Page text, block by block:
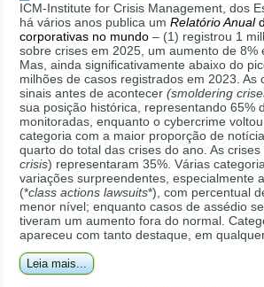
ICM-Institute for Crisis Management, dos
há vários anos publica umRelatório Anual
corporativas no mundo – (1) registrou 1
sobre crises em 2025, um aumento de 8%
Mas, ainda significativamente abaixo do
milhões de casos registrados em 2023. As
sinais antes de acontecer(smoldering
sua posição histórica, representando 65%
monitoradas, enquanto o cybercrime
categoria com a maior proporção de
quarto do total das crises do ano. As
crisis) representaram 35%. Várias
variações surpreendentes, especialmente
(*class actions lawsuits*), com percentual
menor nível; enquanto casos de assédio
tiveram um aumento fora do normal.
apareceu com tanto destaque, em
Leia mais...